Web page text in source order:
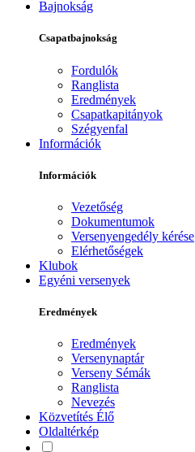
Bajnokság
Csapatbajnokság
Fordulók
Ranglista
Eredmények
Csapatkapitányok
Szégyenfal
Információk
Információk
Vezetőség
Dokumentumok
Versenyengedély kérése
Elérhetőségek
Klubok
Egyéni versenyek
Eredmények
Eredmények
Versenynaptár
Verseny Sémák
Ranglista
Nevezés
Közvetítés Élő
Oldaltérkép